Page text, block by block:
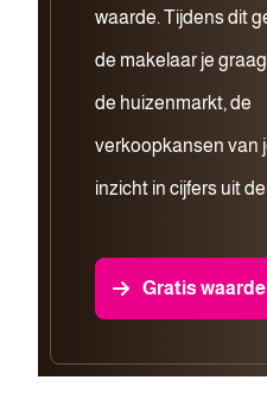
waarde. Tijdens dit
de makelaar je
de huizenmarkt, de
verkoopkansen van
inzicht in cijfers uit
Gratis